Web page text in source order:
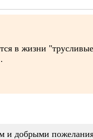
в жизни
и добрыми